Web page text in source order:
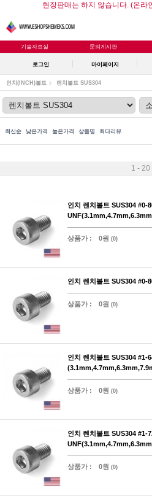
현장판매는 하지 않습니다. (온라
기술자료실 문의게시판
로그인 마이페이지
인치(INCH)볼트 렌치볼트 SUS304
최신순 낮은가격 높은가격 상품명 최다리뷰
1 - 20
인치 렌치볼트 SUS304 #0-
상품가 : 0원 (0)
인치 렌치볼트 SUS304 #0-
상품가 : 0원 (0)
인치 렌치볼트 SUS304 #1-
상품가 : 0원 (0)
인치 렌치볼트 SUS304 #1-
상품가 : 0원 (0)